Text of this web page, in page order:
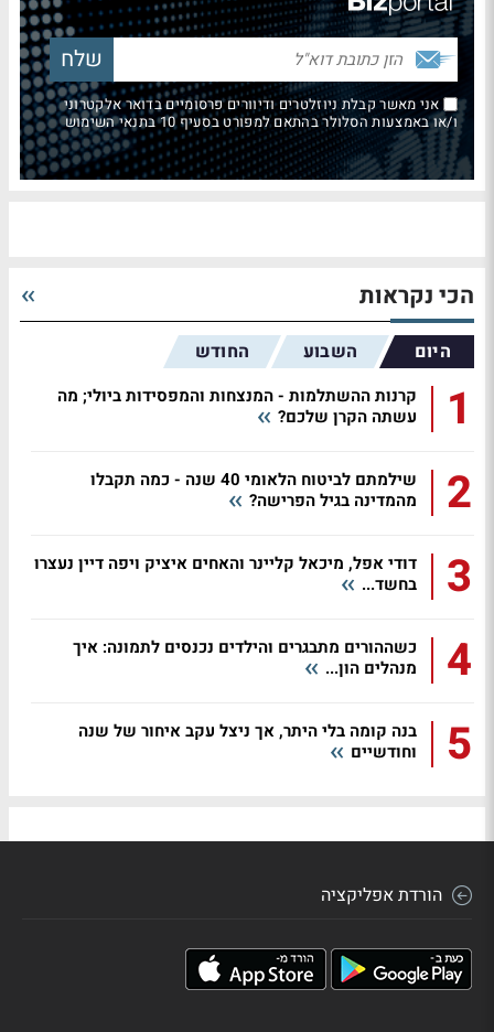
אני מאשר קבלת ניוזלטרים ודיוורים פרסומיים בדואר אלקטרוני
ו/או באמצעות הסלולר בהתאם למפורט בסעיף 10 בתנאי השימוש
הכי נקראות
היום השבוע החודש
1
קרנות ההשתלמות - המנצחות והמפסידות ביולי; מה
עשתה הקרן שלכם?
2
שילמתם לביטוח הלאומי 40 שנה - כמה תקבלו
מהמדינה בגיל הפרישה?
3
דודי אפל, מיכאל קליינר והאחים איציק ויפה דיין נעצרו
בחשד...
4
כשההורים מתבגרים והילדים נכנסים לתמונה: איך
מנהלים הון...
5
בנה קומה בלי היתר, אך ניצל עקב איחור של שנה
וחודשיים
הורדת אפליקציה